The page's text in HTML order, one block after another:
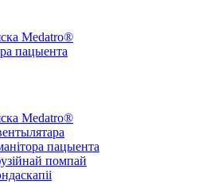
Medatro®
пацыента
Medatro®
пацыента
помпай